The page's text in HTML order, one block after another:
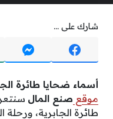
شارك على ...
أسماء ضحايا طائرة
موقع صنع المال
طائرة الجابرية،